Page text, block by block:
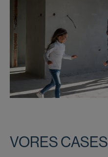
VORES CASES